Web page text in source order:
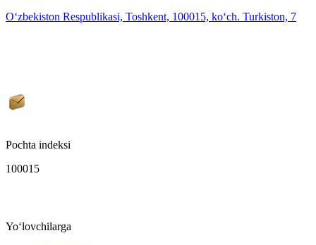
O‘zbekiston Respublikasi, Toshkent, 100015, ko‘ch. Turkiston, 7
Pochta indeksi
100015
Yo‘lovchilarga